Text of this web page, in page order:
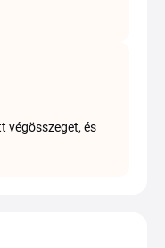
végösszeget, és